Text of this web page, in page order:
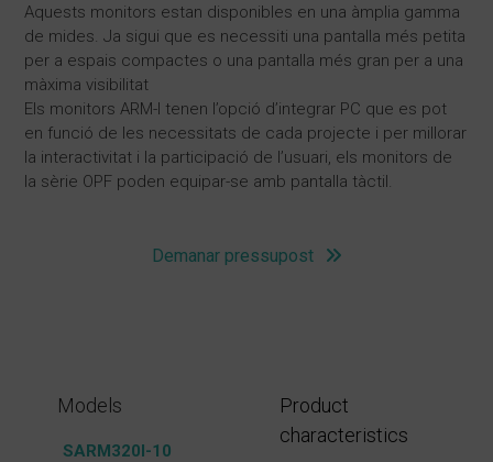
Aquests monitors estan disponibles en una àmplia gamma
de mides. Ja sigui que es necessiti una pantalla més petita
per a espais compactes o una pantalla més gran per a una
màxima visibilitat
Els monitors ARM-I tenen l’opció d’integrar PC que es pot
en funció de les necessitats de cada projecte i per millorar
la interactivitat i la participació de l’usuari, els monitors de
la sèrie OPF poden equipar-se amb pantalla tàctil.
Demanar pressupost
Models
SARM320I-10
Product
characteristics